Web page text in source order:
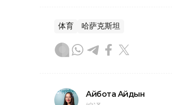
体育 哈萨克斯坦
Айбота Айдын